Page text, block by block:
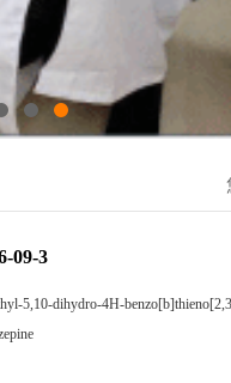
09-3
5,10-dihydro-4H-